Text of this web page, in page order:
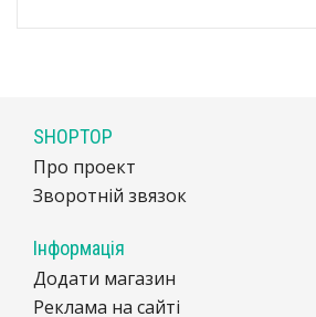
SHOPTOP
Про проект
Зворотній звязок
Інформація
Додати магазин
Реклама на сайті